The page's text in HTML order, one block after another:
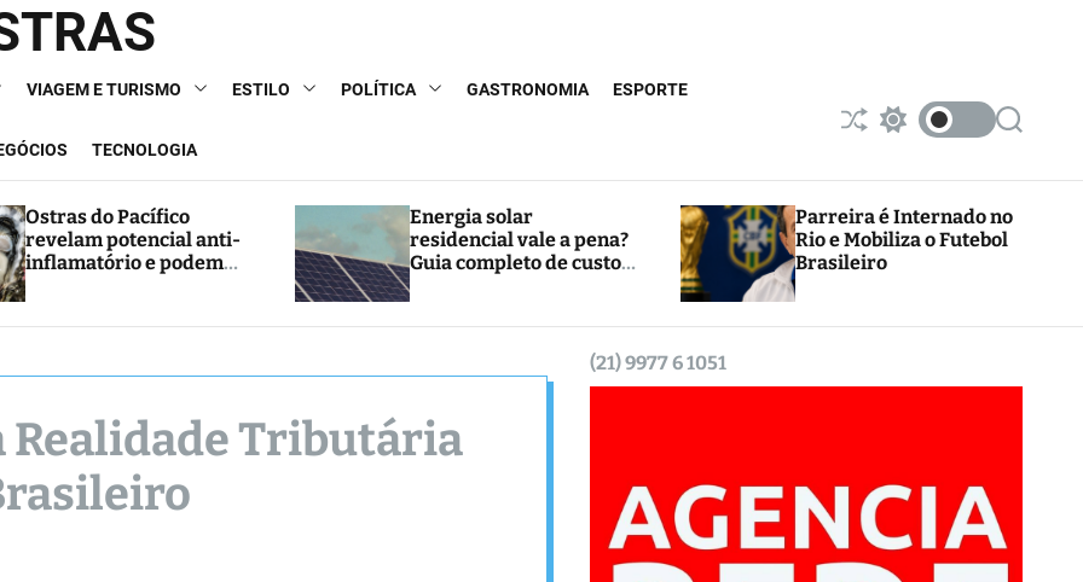
VIAGEM E TURISMO ESTILO POLÍTICA GASTRONOMIA ESPORTE
TECNOLOGIA
S
l
e
S
c
h
c
o
r
S
c
h
Ostras do Pacífico
revelam potencial anti-
inflamatório e podem
abrir caminho para
novos tratamentos
Energia solar
residencial vale a pena?
Guia completo de custos
Parreira é Internado no
Rio e Mobiliza o Futebol
Brasileiro
Realidade Tributária
(21) 9977 6 1051